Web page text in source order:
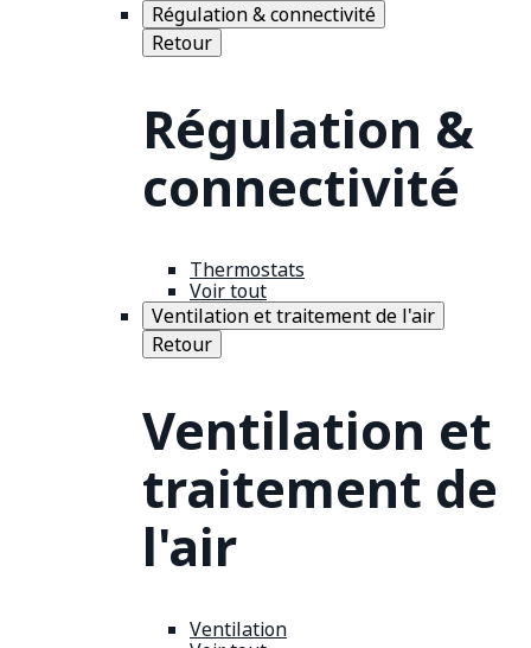
Régulation & connectivité
Retour
Régulation &
connectivité
Thermostats
Voir tout
Ventilation et traitement de l'air
Retour
Ventilation et
traitement de
l'air
Ventilation